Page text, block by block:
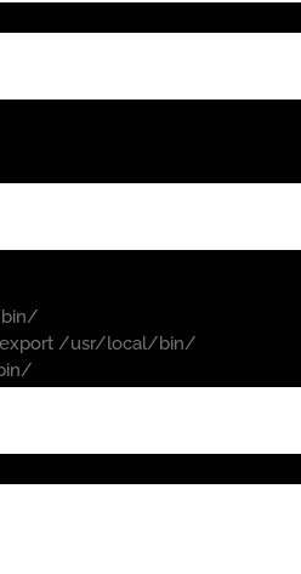
bin/
export /usr/local/bin/